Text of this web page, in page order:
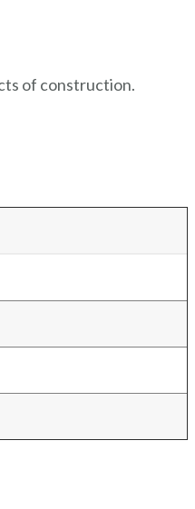
of construction.